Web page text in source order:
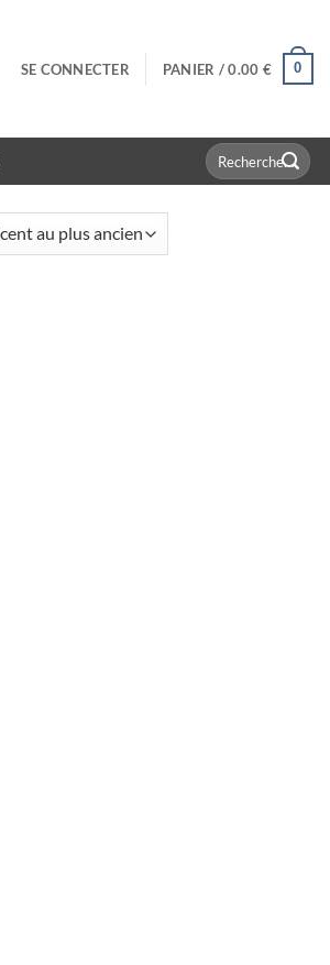
SE CONNECTER PANIER /0.00 € 0
Recherche
pour :